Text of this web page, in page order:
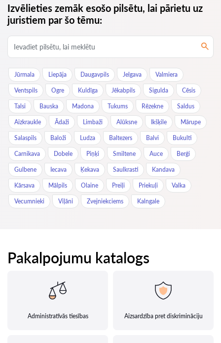
Izvēlieties zemāk esošo pilsētu, lai pārietu uz
juristiem par šo tēmu:
Jūrmala Liepāja Daugavpils Jelgava Valmiera
Ventspils Ogre Kuldīga Jēkabpils Sigulda Cēsis
Talsi Bauska Madona Tukums Rēzekne Saldus
Aizkraukle Ādaži Limbaži Alūksne Ikšķile Mārupe
Salaspils Baloži Ludza Baltezers Balvi Bukulti
Carnikava Dobele Piņķi Smiltene Auce Berģi
Gulbene Iecava Ķekava Saulkrasti Kandava
Kārsava Mālpils Olaine Preiļi Priekuļi Valka
Vecumnieki Viļāni Zvejniekciems Kalngale
Pakalpojumu katalogs
Administratīvās tiesības Aizsardzība pret diskrimināciju